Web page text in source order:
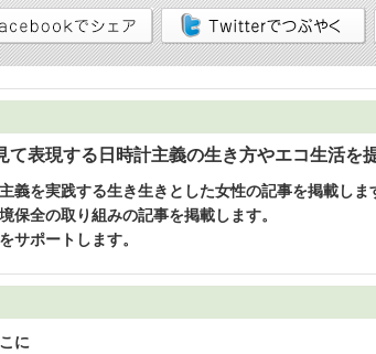
て表現する日時計主義の生き方やエコ生活を
義を実践する生き生きとした女性の記事を掲載しま
保全の取り組みの記事を掲載します。
サポートします。
に